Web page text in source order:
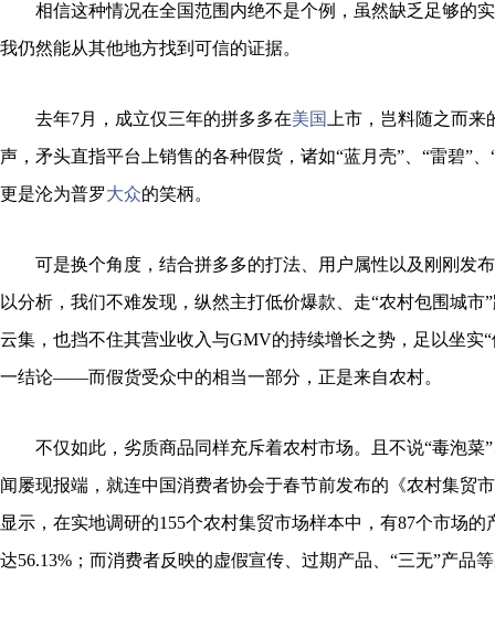
相信这种情况在全国范围内绝不是个例，虽然缺乏足够的
我仍然能从其他地方找到可信的证据。
去年7月，成立仅三年的拼多多在美国
上市，岂料随之而
声，矛头直指平台上销售的各种假货，诸如“蓝月壳”、“雷碧”
更是沦为普罗大众的笑柄。
可是换个角度，结合拼多多的打法、用户属性以及刚刚发布
以分析，我们不难发现，纵然主打低价爆款、走“农村包围城市
云集，也挡不住其营业收入与GMV的持续增长之势，足以坐实
一结论——而假货受众中的相当一部分，正是来自农村。
不仅如此，劣质商品同样充斥着农村市场。且不说“毒泡菜”
闻屡现报端，就连中国消费者协会于春节前发布的《农村集贸
显示，在实地调研的155个农村集贸市场样本中，有87个市场
达56.13%；而消费者反映的虚假宣传、过期产品、“三无”产品